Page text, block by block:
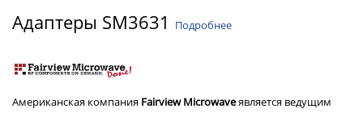
Адаптеры SM3631 Подробнее
Американская компания Fairview Microwaveявляется ведущим